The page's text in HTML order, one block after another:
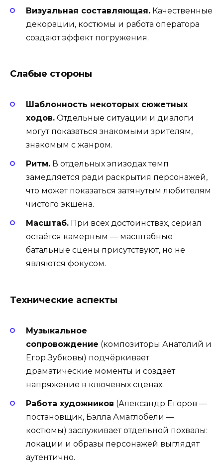
Визуальная составляющая. Качественные
декорации, костюмы и работа оператора
создают эффект погружения.
Слабые стороны
Шаблонность некоторых сюжетных
ходов. Отдельные ситуации и диалоги
могут показаться знакомыми зрителям,
знакомым с жанром.
Ритм. В отдельных эпизодах темп
замедляется ради раскрытия персонажей,
что может показаться затянутым любителям
чистого экшена.
Масштаб. При всех достоинствах, сериал
остаётся камерным — масштабные
батальные сцены присутствуют, но не
являются фокусом.
Технические аспекты
Музыкальное
сопровождение (композиторы Анатолий и
Егор Зубковы) подчёркивает
драматические моменты и создаёт
напряжение в ключевых сценах.
Работа художников (Александр Егоров —
постановщик, Бэлла Амаглобели —
костюмы) заслуживает отдельной похвалы:
локации и образы персонажей выглядят
аутентично.